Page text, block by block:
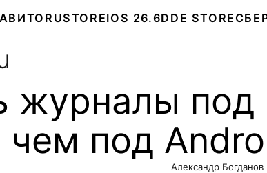
АВИТО RUSTOREIOS 26.6DDE STORE
журналы под
чем под
Александр Богданов